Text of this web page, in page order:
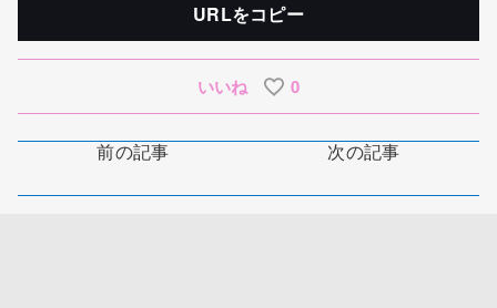
URLをコピー
いいね 0
前の記事 次の記事